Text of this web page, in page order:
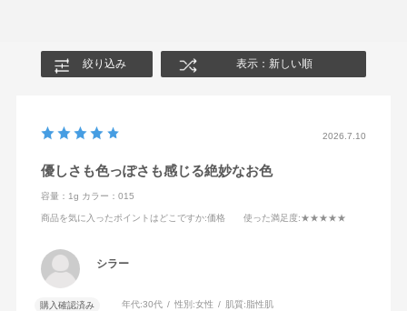
絞り込み 表示：新しい順
2026.7.10
優しさも色っぽさも感じる絶妙なお色
容量：1g カラー：015
商品を気に入ったポイントはどこですか:価格 使った満足度:★★★★★
シラー
購入確認済み 年代:30代 性別:女性 肌質: 脂性肌